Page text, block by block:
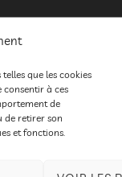
que les cookies
à ces
de
de retirer son
et fonctions.
Les
Tout Cour
de 7 à 12 ans